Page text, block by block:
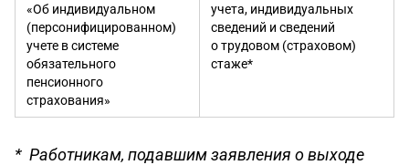
«Об индивидуальном
(персонифицированном)
учете в системе
обязательного
пенсионного
страхования»
учета, индивидуальных
сведений и сведений
о трудовом (страховом)
стаже*
* Работникам, подавшим заявления о выходе